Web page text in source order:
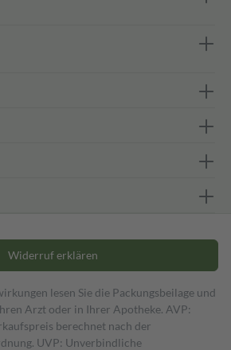
Widerruf erklären
lesen Sie die Packungsbeilage und
Arzt oder in Ihrer Apotheke. AVP:
berechnet nach der
UVP: Unverbindliche